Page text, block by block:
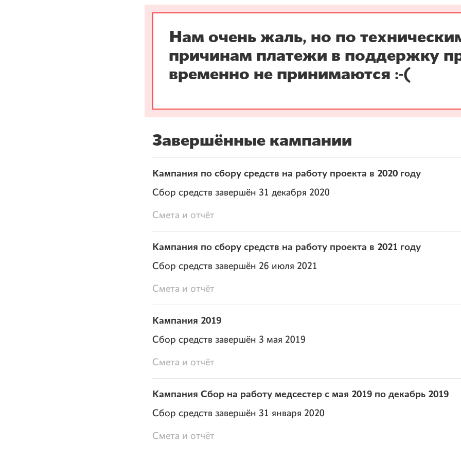
Нам очень жаль, но по
причинам платежи в поддержку
временно не принимаются :-(
Завершённые кампании
Кампания по сбору средств на работу проекта в 2020 году
Сбор средств завершён 31 декабря 2020
Смета и отчёт
Кампания по сбору средств на работу проекта в 2021 году
Сбор средств завершён 26 июля 2021
Смета и отчёт
Кампания 2019
Сбор средств завершён 3 мая 2019
Смета и отчёт
Кампания Сбор на работу медсестер с мая 2019 по декабрь 2019
Сбор средств завершён 31 января 2020
Смета и отчёт